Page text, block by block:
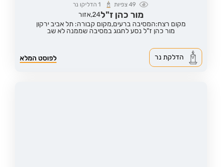
49צפיות 1 הדליקו נר
מור כהן ז"ל24,אזור
מקום רצח:המסיבה ברעים,מקום קבורה: תל אביב ירקון
מור כהן ז"ל נסע לחגוג במסיבה שממנה לא שב
לפוסט המלא הדלקת נר